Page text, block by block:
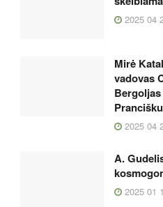
2025 04
Mirė
vadovas
2025 04
A.
2025 01